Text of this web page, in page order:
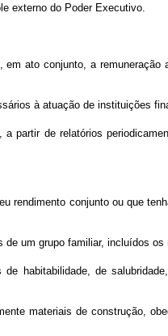
externo do Poder Executivo.
ato conjunto, a
à atuação de instituições
partir de relatórios
rendimento conjunto ou que
um grupo familiar, incluídos
habitabilidade, de
materiais de construção,